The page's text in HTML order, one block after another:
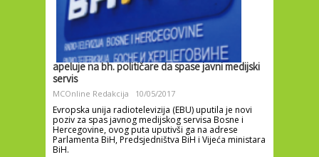
apeluje na bh. političare da spase javni medijski
servis
MCOnline Redakcija 10/05/2017
Evropska unija radiotelevizija (EBU) uputila je novi
poziv za spas javnog medijskog servisa Bosne i
Hercegovine, ovog puta uputivši ga na adrese
Parlamenta BiH, Predsjedništva BiH i Vijeća ministara
BiH.